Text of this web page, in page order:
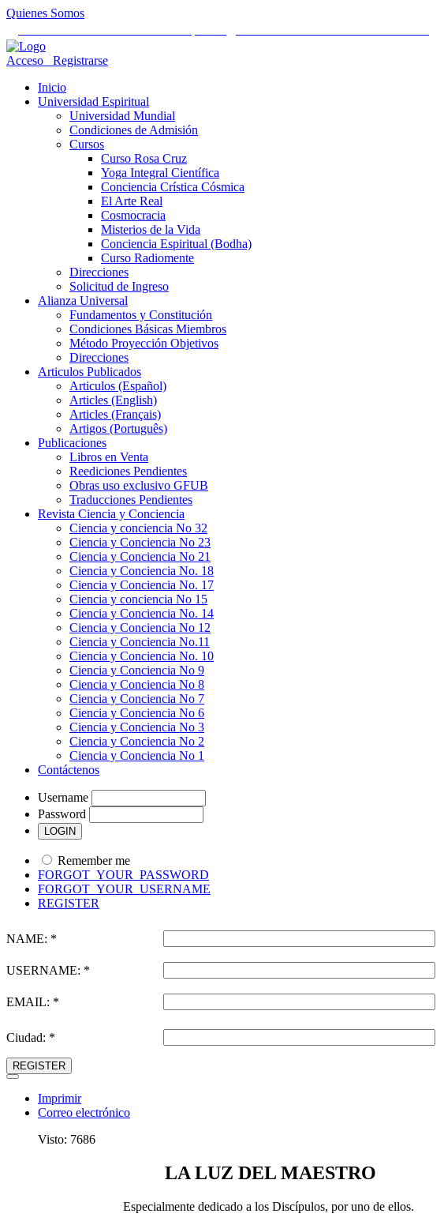
Quienes Somos
Acceso
Registrarse
Inicio
Universidad Espiritual
Universidad Mundial
Condiciones de Admisión
Cursos
Curso Rosa Cruz
Yoga Integral Científica
Conciencia Crística Cósmica
El Arte Real
Cosmocracia
Misterios de la Vida
Conciencia Espiritual (Bodha)
Curso Radiomente
Direcciones
Solicitud de Ingreso
Alianza Universal
Fundamentos y Constitución
Condiciones Básicas Miembros
Método Proyección Objetivos
Direcciones
Articulos Publicados
Articulos (Español)
Articles (English)
Articles (Français)
Artigos (Português)
Publicaciones
Libros en Venta
Reediciones Pendientes
Obras uso exclusivo GFUB
Traducciones Pendientes
Revista Ciencia y Conciencia
Ciencia y conciencia No 32
Ciencia y Conciencia No 23
Ciencia y Conciencia No 21
Ciencia y Conciencia No. 18
Ciencia y Conciencia No. 17
Ciencia y conciencia No 15
Ciencia y Conciencia No. 14
Ciencia y Conciencia No 12
Ciencia y Conciencia No.11
Ciencia y Conciencia No. 10
Ciencia y Conciencia No 9
Ciencia y Conciencia No 8
Ciencia y Conciencia No 7
Ciencia y Conciencia No 6
Ciencia y Conciencia No 3
Ciencia y Conciencia No 2
Ciencia y Conciencia No 1
Contáctenos
Username
Password
Remember me
FORGOT_YOUR_PASSWORD
FORGOT_YOUR_USERNAME
REGISTER
NAME: *
USERNAME: *
EMAIL: *
Ciudad: *
REGISTER
Imprimir
Correo electrónico
Visto: 7686
LA LUZ DEL MAESTRO
Especialmente dedicado a los Discípulos, por uno de ellos.